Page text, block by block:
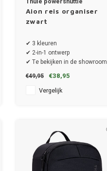
Aion reis organiser
zwart
✔ 3 kleuren
✔ 2-in-1 ontwerp
✔ Te bekijken in de showroom
€49,95 €38,95
Vergelijk